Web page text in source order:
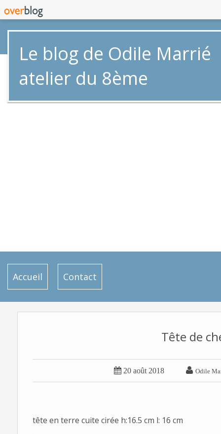
Le blog de Odile Marrié
atelier du 8ème
Accueil Contact
Tête de
 20 août 2018  Odile
tête en terre cuite cirée h:16.5 cm l: 16 cm